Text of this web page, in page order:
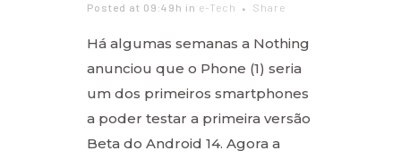
Posted at 09:49h in e-Tech Share
Há algumas semanas a Nothing
anunciou que o Phone (1) seria
um dos primeiros smartphones
a poder testar a primeira versão
Beta do Android 14. Agora a